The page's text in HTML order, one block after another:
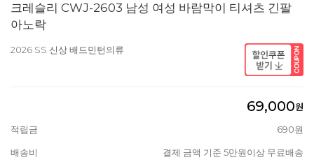
크레슬리 CWJ-2603 남성 여성 바람막이 티셔츠 긴팔
아노락
2026 SS 신상 배드민턴의류
69,000원
적립금
690원
배송비 결제 금액 기준 5만원이상 무료배송